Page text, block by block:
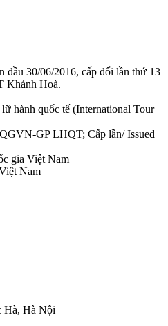
đầu 30/06/2016, cấp đổi lần thứ 13
Khánh Hoà.
hành quốc tế (International Tour
GP LHQT; Cấp lần/ Issued
gia Việt Nam
Nam
Hà, Hà Nội